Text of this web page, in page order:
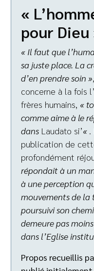
«
pour Dieu
« Il faut que
sa juste place. La
d’en prendre soin »
concerne à la fois
frères humains, «
comme aime à le
dans Laudato si’«
publication de
profondément
répondait à un
à une perception
mouvements de la
poursuivi son
demeure pas
dans l’Eglise
Propos recueillis